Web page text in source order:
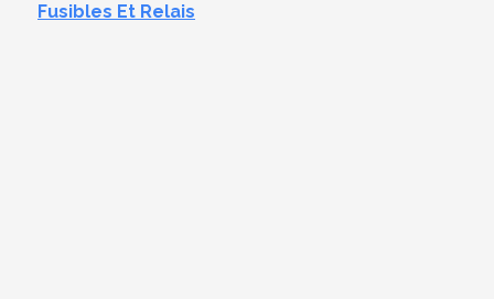
Fusibles Et Relais